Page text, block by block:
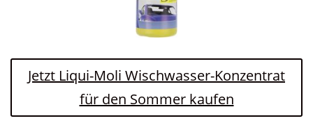
Jetzt Liqui-Moli Wischwasser-Konzentrat
für den Sommer kaufen